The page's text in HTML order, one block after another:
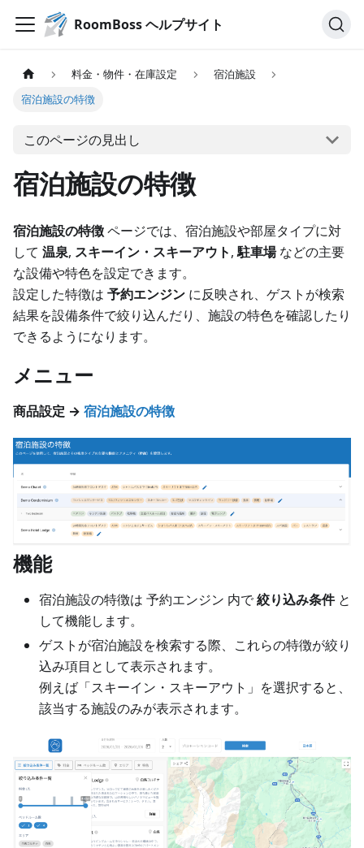
RoomBoss ヘルプサイト
料金・物件・在庫設定
宿泊施設
宿泊施設の特徴
このページの見出し
宿泊施設の特徴
宿泊施設の特徴ページでは、宿泊施設や部屋タイプに対
して 温泉, スキーイン・スキーアウト,駐車場などの主要
な設備や特色を設定できます。
設定した特徴は 予約エンジン に反映され、ゲストが検索
結果を設備条件で絞り込んだり、施設の特色を確認したり
できるようになります。
メニュー
商品設定 → 宿泊施設の特徴
機能
宿泊施設の特徴は 予約エンジン 内で絞り込み条件と
して機能します。
ゲストが宿泊施設を検索する際、これらの特徴が絞り
込み項目として表示されます。
例えば「スキーイン・スキーアウト」を選択すると、
該当する施設のみが表示されます。